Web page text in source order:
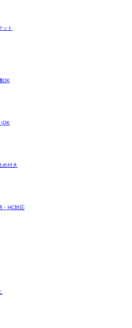
ット
OK
OK
め付き
・HC対応